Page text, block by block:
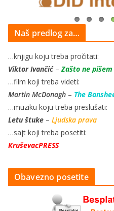
Naš predlog za…
…knjigu koju treba pročitati:
Viktor Ivančić–Zašto ne
…film koji treba videti:
Martin McDonagh – The
…muziku koju treba preslušati:
Letu štuke – Ljudska prava
…sajt koji treba posetiti:
KruševacPRESS
Obavezno posetite